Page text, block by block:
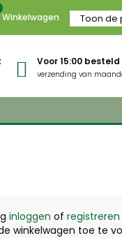
Winkelwagen
Voor 15:00
verzending van
inloggen of registreren
winkelwagen toe te